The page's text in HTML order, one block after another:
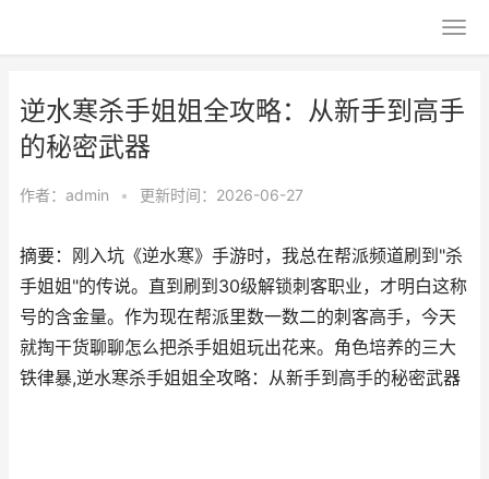
逆水寒杀手姐姐全攻略：从新手到高手
的秘密武器
作者： admin • 更新时间：2026-06-27
摘要：刚入坑《逆水寒》手游时，我总在帮派频道刷到"杀
手姐姐"的传说。直到刷到30级解锁刺客职业，才明白这称
号的含金量。作为现在帮派里数一数二的刺客高手，今天
就掏干货聊聊怎么把杀手姐姐玩出花来。角色培养的三大
铁律暴,逆水寒杀手姐姐全攻略：从新手到高手的秘密武器